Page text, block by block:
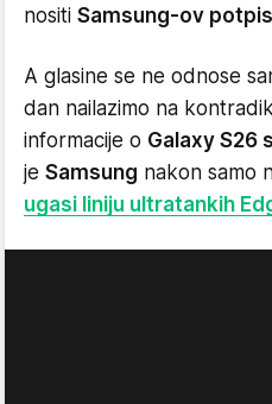
nositi Samsung-ov potpis
A glasine se ne odnose
dan nailazimo na
informacije o Galaxy S26
je Samsung nakon samo
ugasi liniju ultratankih